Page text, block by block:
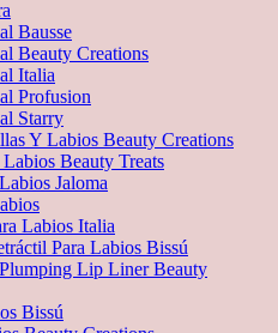
Bausse
Beauty Creations
Italia
Profusion
Starry
Y Labios Beauty Creations
Beauty Treats
Jaloma
Labios Italia
Para Labios Bissú
Lip Liner Beauty
Bissú